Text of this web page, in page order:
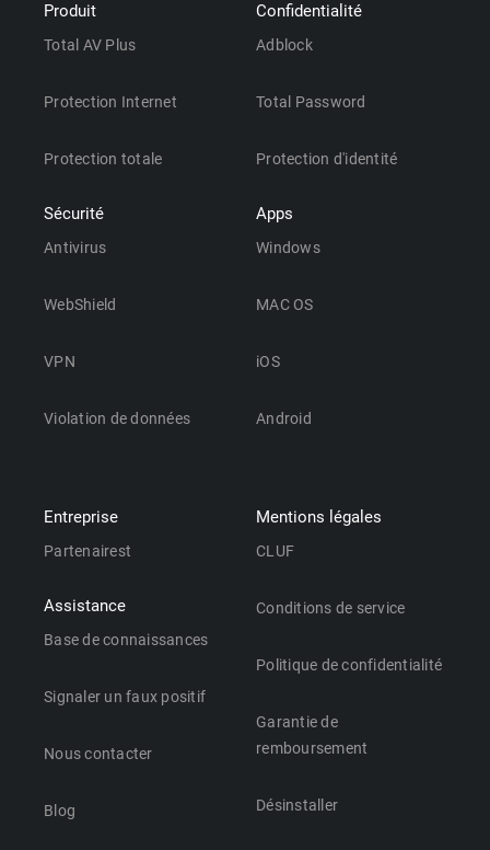
Produit
Total AV Plus
Protection Internet
Protection totale
Sécurité
Antivirus
WebShield
VPN
Violation de données
Confidentialité
Adblock
Total Password
Protection d'identité
Apps
Windows
MAC OS
iOS
Android
Entreprise
Partenairest
Assistance
Base de connaissances
Signaler un faux positif
Nous contacter
Blog
Mentions légales
CLUF
Conditions de service
Politique de confidentialité
Garantie de
remboursement
Désinstaller